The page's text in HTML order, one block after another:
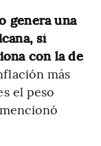
genera una
sí
con la de
más
el peso